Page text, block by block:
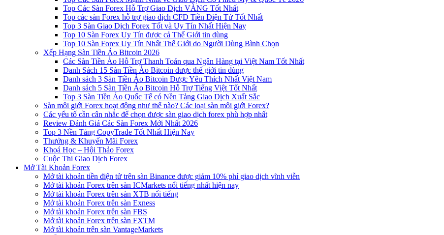
Top Các Sàn Forex Hỗ Trợ Giao Dịch VÀNG Tốt Nhất
Top các sàn Forex hỗ trợ giao dịch CFD Tiền Điện Tử Tốt Nhất
Top 3 Sàn Giao Dịch Forex Tốt và Uy Tín Nhất Hiện Nay
Top 10 Sàn Forex Uy Tín được cả Thế Giới tin dùng
Top 10 Sàn Forex Uy Tín Nhất Thế Giới do Người Dùng Bình Chọn
Xếp Hạng Sàn Tiền Ảo Bitcoin 2026
Các Sàn Tiền Ảo Hỗ Trợ Thanh Toán qua Ngân Hàng tại Việt Nam Tốt Nhất
Danh Sách 15 Sàn Tiền Ảo Bitcoin được thế giới tin dùng
Danh sách 3 Sàn Tiền Ảo Bitcoin Được Yêu Thích Nhất Việt Nam
Danh sách 5 Sàn Tiền Ảo Bitcoin Hỗ Trợ Tiếng Việt Tốt Nhất
Top 3 Sàn Tiền Ảo Quốc Tế có Nền Tảng Giao Dịch Xuất Sắc
Sàn môi giới Forex hoạt động như thế nào? Các loại sàn môi giới Forex?
Các yếu tố cần cân nhắc để chọn được sàn giao dịch forex phù hợp nhất
Review Đánh Giá Các Sàn Forex Mới Nhất 2026
Top 3 Nền Tảng CopyTrade Tốt Nhất Hiện Nay
Thưởng & Khuyến Mãi Forex
Khoá Học – Hội Thảo Forex
Cuộc Thi Giao Dịch Forex
Mở Tài Khoản Forex
Mở tài khoản tiền điện tử trên sàn Binance được giảm 10% phí giao dịch vĩnh viễn
Mở tài khoản Forex trên sàn ICMarkets nổi tiếng nhất hiện nay
Mở tài khoản Forex trên sàn XTB nổi tiếng
Mở tài khoản Forex trên sàn Exness
Mở tài khoản Forex trên sàn FBS
Mở tài khoản Forex trên sàn FXTM
Mở tài khoản trên sàn VantageMarkets